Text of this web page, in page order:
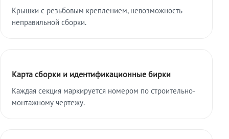
Крышки с резьбовым креплением, невозможность
неправильной сборки.
Карта сборки и идентификационные бирки
Каждая секция маркируется номером по строительно-
монтажному чертежу.